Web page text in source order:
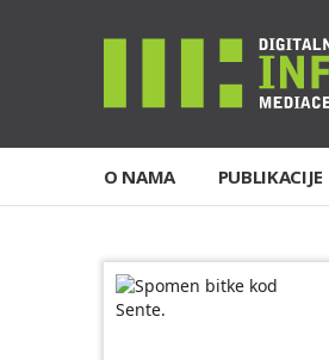
O NAMA PUBLIKACIJE